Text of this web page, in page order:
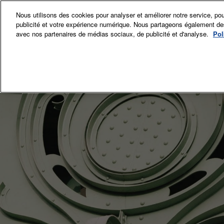
au
contenu
12-15 Nov.
Grand Palais
La
Nous utilisons des cookies pour analyser et améliorer notre service,
publicité et votre expérience numérique. Nous partageons également
avec nos partenaires de médias sociaux, de publicité et d'analyse.